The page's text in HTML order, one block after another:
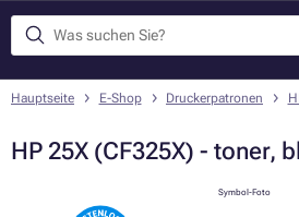
Hauptseite E-Shop Druckerpatronen
HP 25X (CF325X) - toner,
Symbol-Foto